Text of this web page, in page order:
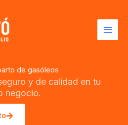
de gasóleos
y de calidad en tu
negocio.